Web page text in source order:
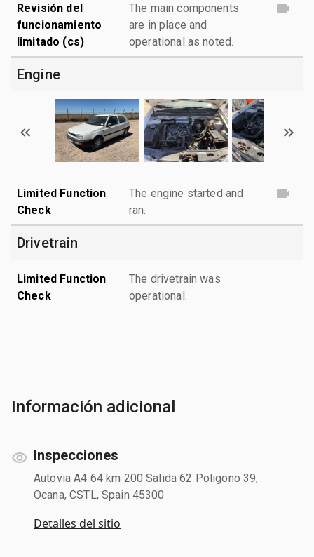
Revisión del
funcionamiento
limitado (cs)
The main components
are in place and
operational as noted.
Engine
Limited Function
Check
The engine started and
ran.
Drivetrain
Limited Function
Check
The drivetrain was
operational.
Información adicional
Inspecciones
Autovia A4 64 km 200 Salida 62 Poligono 39,
Ocana, CSTL, Spain 45300
Detalles del sitio